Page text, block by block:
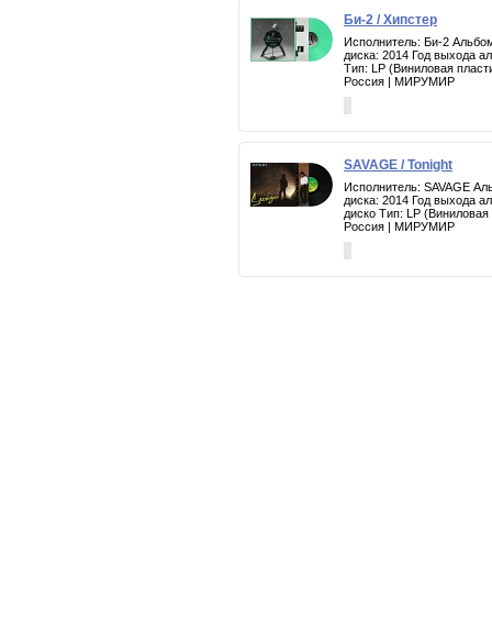
Би-2 / Хипстер
Исполнитель: Би-2
диска: 2014 Год выхода
Тип: LP (Виниловая
Россия | МИРУМИР
SAVAGE / Tonight
Исполнитель: SAVAGE
диска: 2014 Год выхода
диско Тип: LP
Россия | МИРУМИР